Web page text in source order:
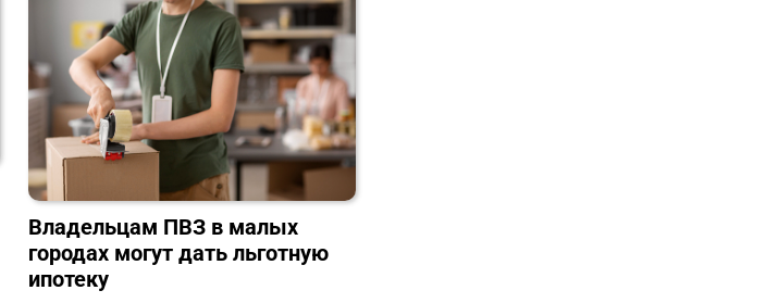
Владельцам ПВЗ в малых
городах могут дать льготную
ипотеку